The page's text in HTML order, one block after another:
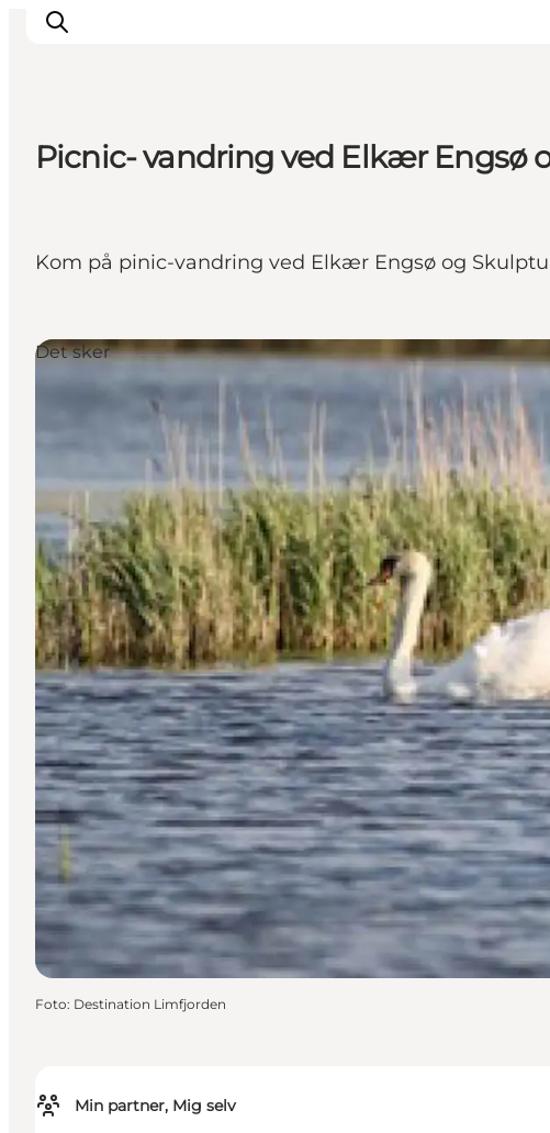
Picnic- vandring ved Elkær Engsø
Kom på pinic-vandring ved Elkær Engsø og
Min partner, Mig selv
Det sker
Foto: Destination Limfjorden